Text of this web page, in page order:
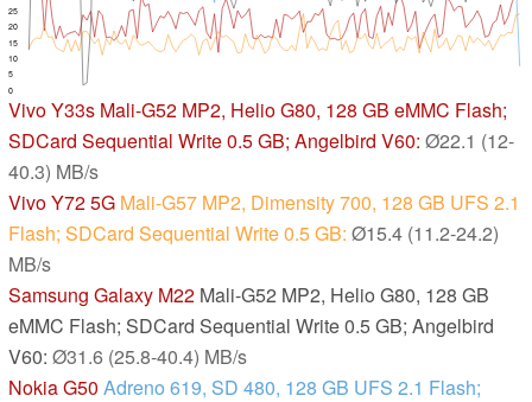
0
5
10
15
20
25
Vivo Y33s Mali-G52 MP2, Helio G80, 128 GB eMMC Flash;
SDCard Sequential Write 0.5 GB; Angelbird V60: Ø22.1 (12-
40.3) MB/s
Vivo Y72 5G Mali-G57 MP2, Dimensity 700, 128 GB UFS 2.1
Flash; SDCard Sequential Write 0.5 GB: Ø15.4 (11.2-24.2)
MB/s
Samsung Galaxy M22 Mali-G52 MP2, Helio G80, 128 GB
eMMC Flash; SDCard Sequential Write 0.5 GB; Angelbird
V60: Ø31.6 (25.8-40.4) MB/s
Nokia G50 Adreno 619, SD 480, 128 GB UFS 2.1 Flash;